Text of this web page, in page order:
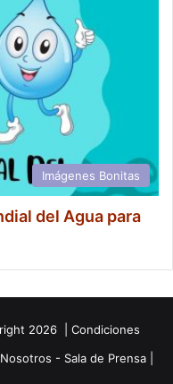
Imágenes Bonitas
del Agua para
2026 | Condiciones
- Sala de Prensa|